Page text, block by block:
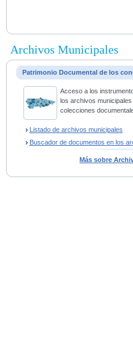
Archivos Municipales
Patrimonio Documental de los
Acceso a los
los archivos
colecciones
Listado de archivos municipales
Buscador de documentos en los
Más sobre